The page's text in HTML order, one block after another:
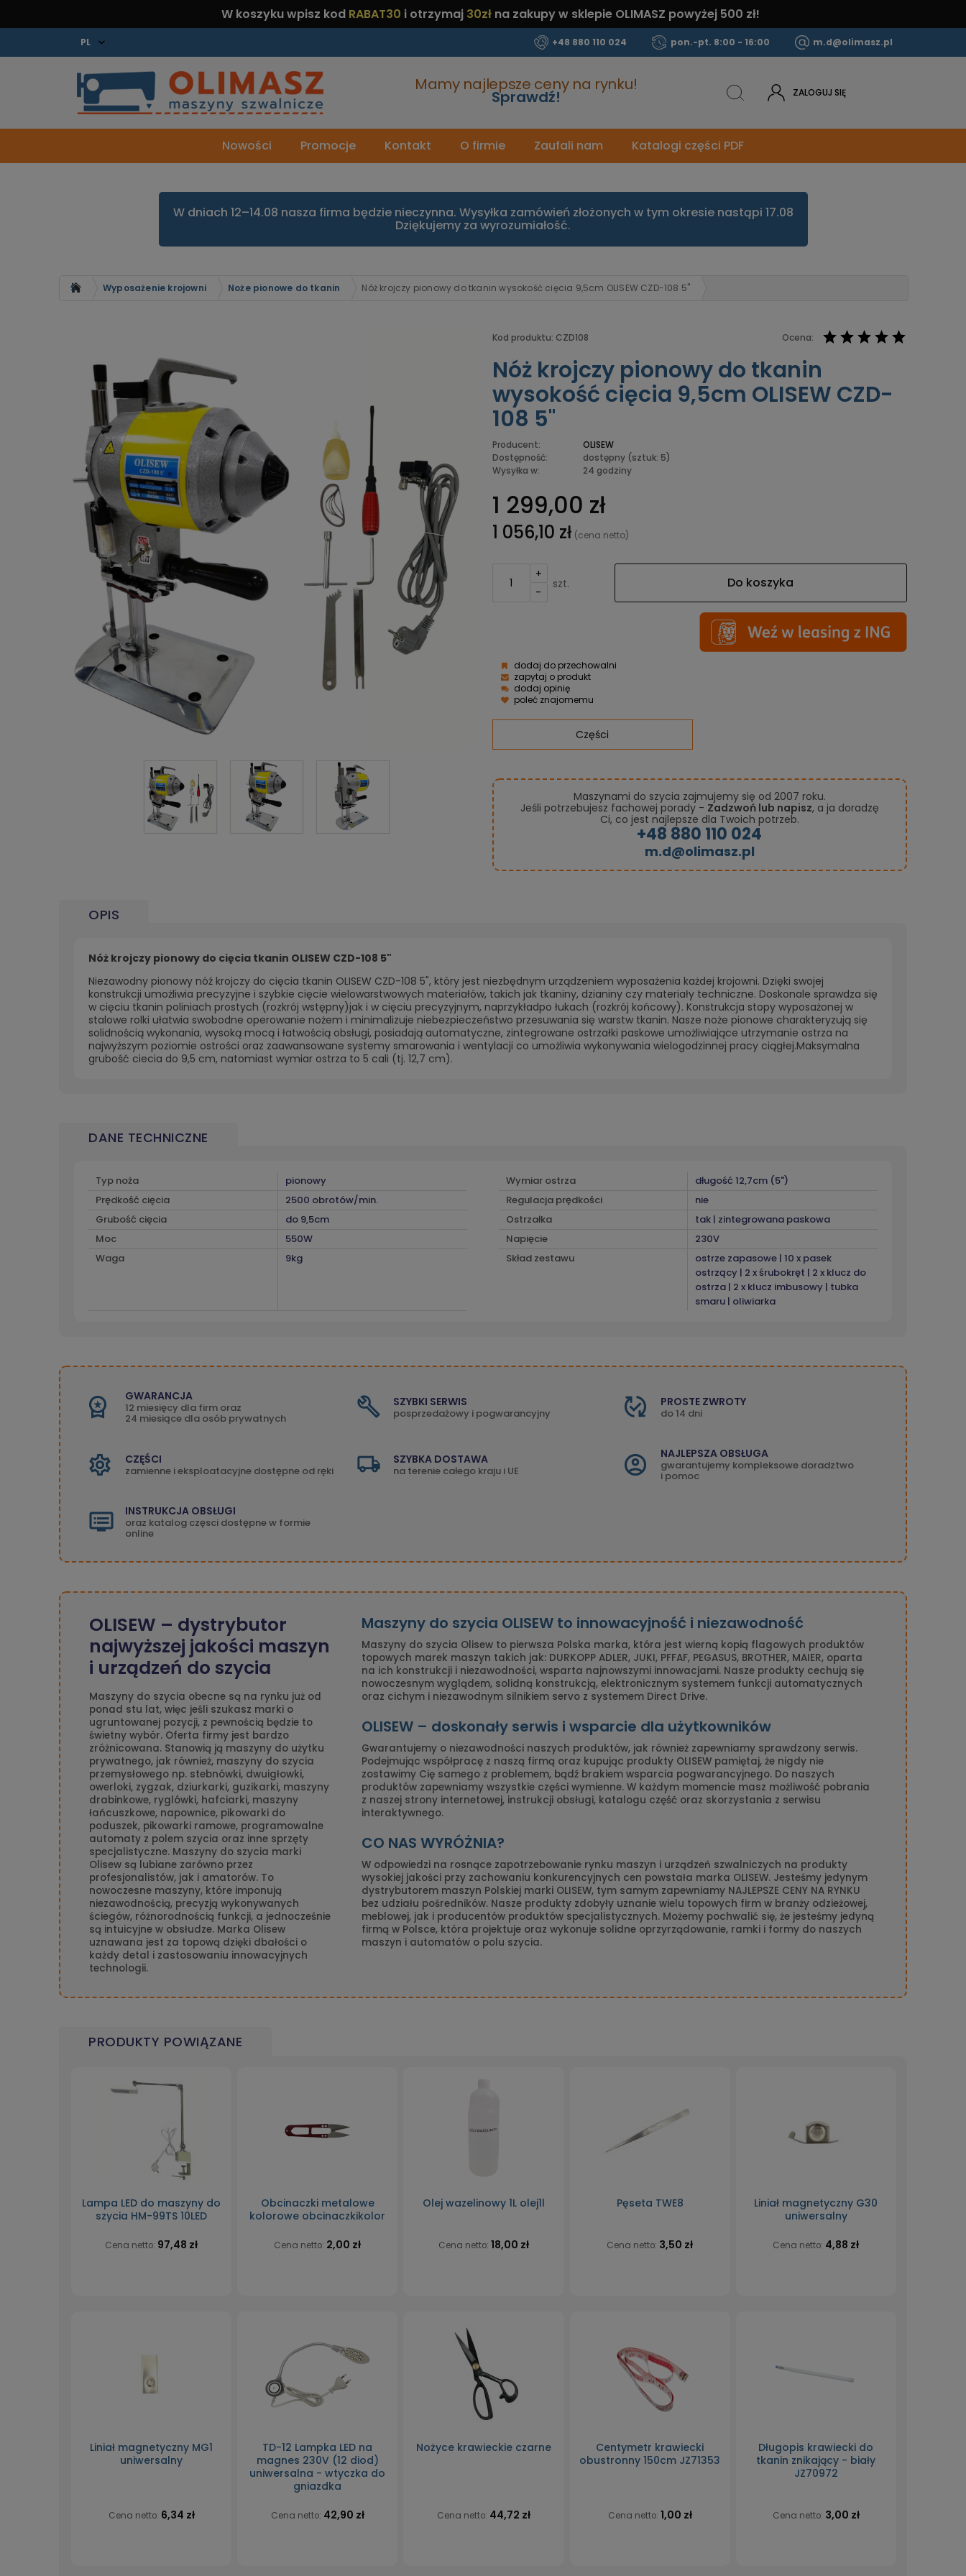
W koszyku wpisz kod RABAT30 i otrzymaj 30złna zakupy w sklepie OLIMASZ powyżej 500 zł!
+48 880 110 024 pon.-pt. 8:00 - 16:00 m.d@olimasz.pl
Mamy najlepsze ceny na rynku!
Sprawdź!
ZALOGUJ SIĘ
Nowości Promocje Kontakt O firmie Zaufali nam Katalogi części PDF
W dniach 12–14.08 nasza firma będzie nieczynna. Wysyłka zamówień złożonych w tym okresie nastąpi 17.08
Dziękujemy za wyrozumiałość.
Strona główna Wyposażenie krojowni Noże pionowe do tkanin Nóż krojczy pionowy do tkanin wysokość cięcia 9,5cm OLISEW CZD-108 5"
Ocena:
Kod produktu: CZD108
Nóż krojczy pionowy do tkanin
wysokość cięcia 9,5cm OLISEW CZD-
108 5"
Producent:
OLISEW
Dostępność:
dostępny (sztuk: 5)
Wysyłka w:
24 godziny
1 299,00 zł
1 056,10 zł (cena netto)
+
-
szt. Do koszyka
dodaj do przechowalni
zapytaj o produkt
dodaj opinię
poleć znajomemu
Części
Maszynami do szycia zajmujemy się od 2007 roku.
Jeśli potrzebujesz fachowej porady - Zadzwoń lub napisz, a ja doradzę
Ci, co jest najlepsze dla Twoich potrzeb.
+48 880 110 024
m.d@olimasz.pl
OPIS
Nóż krojczy pionowy do cięcia tkanin OLISEW CZD-108 5"
Niezawodny pionowy nóź krojczy do cięcia tkanin OLISEW CZD-108 5", który jest niezbędnym urządzeniem wyposażenia każdej krojowni. Dzięki swojej
konstrukcji umożliwia precyzyjne i szybkie cięcie wielowarstwowych materiałów, takich jak tkaniny, dzianiny czy materiały techniczne. Doskonale sprawdza się
w cięciu tkanin poliniach prostych (rozkrój wstępny)jak i w cięciu precyzyjnym, naprzykładpo łukach (rozkrój końcowy). Konstrukcja stopy wyposażonej w
stalowe rolki ułatwia swobodne operowanie nożem i minimalizuje niebezpieczeństwo przesuwania się warstw tkanin. Nasze noże pionowe charakteryzują się
solidnością wykonania, wysoką mocą i łatwością obsługi, posiadają automatyczne, zintegrowane ostrzałki paskowe umożliwiające utrzymanie ostrza na
najwyższym poziomie ostrości oraz zaawansowane systemy smarowania i wentylacji co umożliwia wykonywania wielogodzinnej pracy ciągłej.Maksymalna
grubość ciecia do 9,5 cm, natomiast wymiar ostrza to 5 cali (tj. 12,7 cm).
DANE TECHNICZNE
Typ noża pionowy Wymiar ostrza
długość 12,7cm (5")
Prędkość cięcia
2500 obrotów/min. Regulacja prędkości
nie
Grubość cięcia
do 9,5cm Ostrzałka
tak | zintegrowana paskowa
Moc
550W Napięcie
230V
Waga
9kg Skład zestawu
ostrze zapasowe | 10 x pasek
ostrzący | 2 x śrubokręt | 2 x klucz do
ostrza | 2 x klucz imbusowy | tubka
smaru | oliwiarka
GWARANCJA
12 miesięcy dla firm oraz
24 miesiące dla osób prywatnych
SZYBKI SERWIS
posprzedażowy i pogwarancyjny
PROSTE ZWROTY
do 14 dni
CZĘŚCI
zamienne i eksploatacyjne dostępne od ręki
SZYBKA DOSTAWA
na terenie całego kraju i UE
NAJLEPSZA OBSŁUGA
gwarantujemy kompleksowe doradztwo
i pomoc
INSTRUKCJA OBSŁUGI
oraz katalog częsci dostępne w formie
online
OLISEW – dystrybutor
najwyższej jakości maszyn
i urządzeń do szycia
Maszyny do szycia obecne są na rynku już od
ponad stu lat, więc jeśli szukasz marki o
ugruntowanej pozycji, z pewnością będzie to
świetny wybór. Oferta firmy jest bardzo
zróżnicowana. Stanowią ją maszyny do użytku
prywatnego, jak również, maszyny do szycia
przemysłowego np. stebnówki, dwuigłowki,
owerloki, zygzak, dziurkarki, guzikarki, maszyny
drabinkowe, ryglówki, hafciarki, maszyny
łańcuszkowe, napownice, pikowarki do
poduszek, pikowarki ramowe, programowalne
automaty z polem szycia oraz inne sprzęty
specjalistyczne. Maszyny do szycia marki
Olisew są lubiane zarówno przez
profesjonalistów, jak i amatorów. To
nowoczesne maszyny, które imponują
niezawodnością, precyzją wykonywanych
ściegów, różnorodnością funkcji, a jednocześnie
są intuicyjne w obsłudze. Marka Olisew
uznawana jest za topową dzięki dbałości o
każdy detal i zastosowaniu innowacyjnych
technologii.
Maszyny do szycia OLISEW to innowacyjność i niezawodność
Maszyny do szycia Olisew to pierwsza Polska marka, która jest wierną kopią flagowych produktów
topowych marek maszyn takich jak: DURKOPP ADLER, JUKI, PFFAF, PEGASUS, BROTHER, MAIER, oparta
na ich konstrukcji i niezawodności, wsparta najnowszymi innowacjami. Nasze produkty cechują się
nowoczesnym wyglądem, solidną konstrukcją, elektronicznym systemem funkcji automatycznych
oraz cichym i niezawodnym silnikiem servo z systemem Direct Drive.
OLISEW – doskonały serwis i wsparcie dla użytkowników
Gwarantujemy o niezawodności naszych produktów, jak również zapewniamy sprawdzony serwis.
Podejmując współpracę z naszą firmą oraz kupując produkty OLISEW pamiętaj, że nigdy nie
zostawimy Cię samego z problemem, bądź brakiem wsparcia pogwarancyjnego. Do naszych
produktów zapewniamy wszystkie części wymienne. W każdym momencie masz możliwość pobrania
z naszej strony internetowej, instrukcji obsługi, katalogu część oraz skorzystania z serwisu
interaktywnego.
CO NAS WYRÓŻNIA?
W odpowiedzi na rosnące zapotrzebowanie rynku maszyn i urządzeń szwalniczych na produkty
wysokiej jakości przy zachowaniu konkurencyjnych cen powstała marka OLISEW. Jesteśmy jedynym
dystrybutorem maszyn Polskiej marki OLISEW, tym samym zapewniamy NAJLEPSZE CENY NA RYNKU
bez udziału pośredników. Nasze produkty zdobyły uznanie wielu topowych firm w branży odzieżowej,
meblowej, jak i producentów produktów specjalistycznych. Możemy pochwalić się, że jesteśmy jedyną
firmą w Polsce, która projektuje oraz wykonuje solidne oprzyrządowanie, ramki i formy do naszych
maszyn i automatów o polu szycia.
PRODUKTY POWIĄZANE
Lampa LED do maszyny do
szycia HM-99TS 10LED
Cena netto: 97,48 zł
Obcinaczki metalowe
kolorowe obcinaczkikolor
Cena netto: 2,00 zł
Olej wazelinowy 1L olej1l
Cena netto: 18,00 zł
Pęseta TWE8
Cena netto: 3,50 zł
Liniał magnetyczny G30
uniwersalny
Cena netto: 4,88 zł
Liniał magnetyczny MG1
uniwersalny
Cena netto: 6,34 zł
TD-12 Lampka LED na
magnes 230V (12 diod)
uniwersalna - wtyczka do
gniazdka
Cena netto: 42,90 zł
Nożyce krawieckie czarne
Cena netto: 44,72 zł
Centymetr krawiecki
obustronny 150cm JZ71353
Cena netto: 1,00 zł
Długopis krawiecki do
tkanin znikający - biały
JZ70972
Cena netto: 3,00 zł